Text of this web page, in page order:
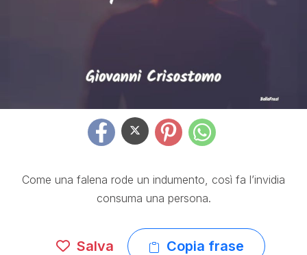
Come una falena rode un indumento, così fa l’invidia
consuma una persona.
Salva Copia frase